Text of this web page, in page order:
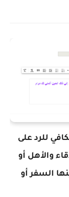
للرد على
والأهل أو
السفر أو